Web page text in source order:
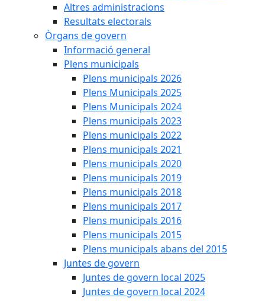
Altres administracions
Resultats electorals
Òrgans de govern
Informació general
Plens municipals
Plens municipals 2026
Plens Municipals 2025
Plens Municipals 2024
Plens municipals 2023
Plens municipals 2022
Plens municipals 2021
Plens municipals 2020
Plens municipals 2019
Plens municipals 2018
Plens municipals 2017
Plens municipals 2016
Plens municipals 2015
Plens municipals abans del 2015
Juntes de govern
Juntes de govern local 2025
Juntes de govern local 2024